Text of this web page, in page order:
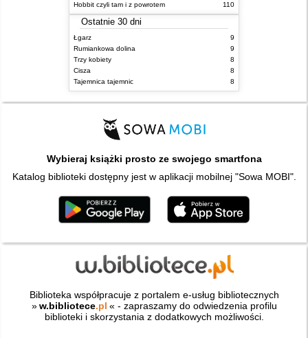
Hobbit czyli tam i z powrotem
110
Ostatnie 30 dni
Łgarz
9
Rumiankowa dolina
9
Trzy kobiety
8
Cisza
8
Tajemnica tajemnic
8
Wybieraj książki prosto ze swojego smartfona
Katalog biblioteki dostępny jest w aplikacji mobilnej "Sowa MOBI".
Biblioteka współpracuje z portalem e-usług bibliotecznych
» w.bibliotece.pl « - zapraszamy do odwiedzenia profilu
biblioteki i skorzystania z dodatkowych możliwości.